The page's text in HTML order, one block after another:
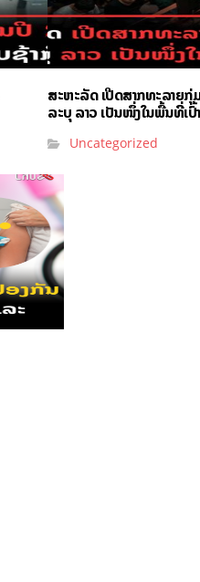
ສະຫະລັດ ເປີດສາກທະລາຍກຸ່
ລະບຸ ລາວ ເປັນໜຶ່ງໃນພື້ນທີ່ເ
Uncategorized